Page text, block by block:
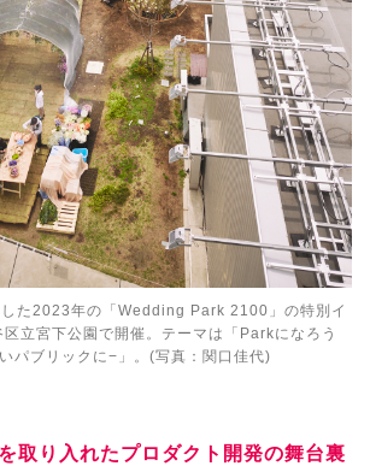
た2023年の「Wedding Park 2100」の特別イ
立宮下公園で開催。テーマは「Parkになろう
パブリックに−」。(写真：関口佳代)
取り入れたプロダクト開発の舞台裏